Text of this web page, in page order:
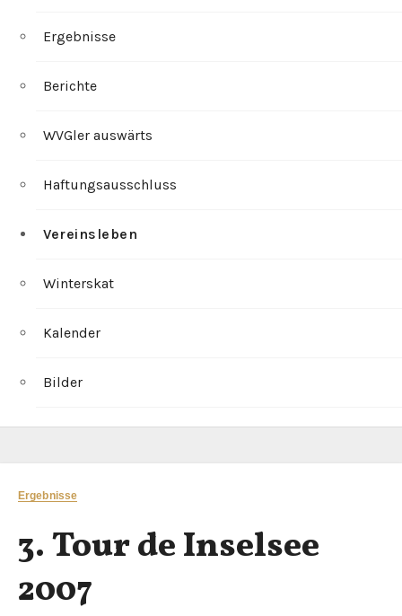
Ergebnisse
Berichte
WVGler auswärts
Haftungsausschluss
Vereinsleben
Winterskat
Kalender
Bilder
Ergebnisse
3. Tour de Inselsee
2007